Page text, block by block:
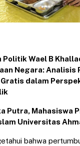
Wael B
Negara: Analisis
Gratis dalam
Putra, Mahasiswa
Universitas
bahwa